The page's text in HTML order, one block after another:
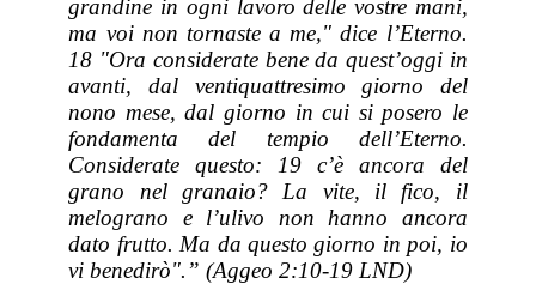
grandine in ogni lavoro delle vostre mani,
ma voi non tornaste a me," dice l’Eterno.
18 "Ora considerate bene da quest’oggi in
avanti, dal ventiquattresimo giorno del
nono mese, dal giorno in cui si posero le
fondamenta del tempio dell’Eterno.
Considerate questo: 19 c’è ancora del
grano nel granaio? La vite, il fico, il
melograno e l’ulivo non hanno ancora
dato frutto. Ma da questo giorno in poi, io
vi benedirò".” (Aggeo 2:10-19 LND)